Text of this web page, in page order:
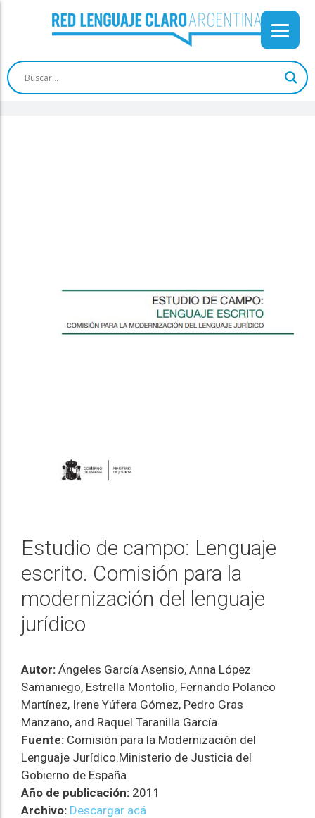
Estudio de campo: Lenguaje
escrito. Comisión para la
modernización del lenguaje
jurídico
Autor: Ángeles García Asensio, Anna López
Samaniego, Estrella Montolío, Fernando Polanco
Martínez, Irene Yúfera Gómez, Pedro Gras
Manzano, and Raquel Taranilla García
Fuente: Comisión para la Modernización del
Lenguaje Jurídico.Ministerio de Justicia del
Gobierno de España
Año de publicación: 2011
Archivo: Descargar acá